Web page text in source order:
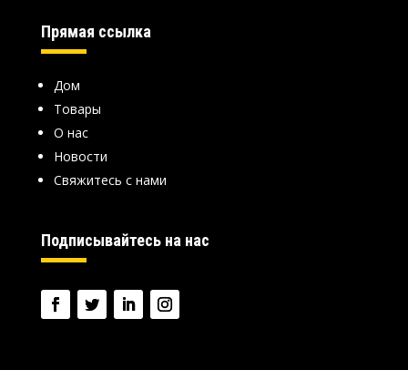
Прямая ссылка
Дом
Товары
О нас
Новости
Свяжитесь с нами
Подписывайтесь на нас